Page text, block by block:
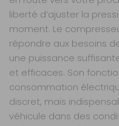
liberté d’ajuster la
moment. Le
répondre aux besoins
une puissance
et efficaces. Son
consommation
discret, mais
véhicule dans des